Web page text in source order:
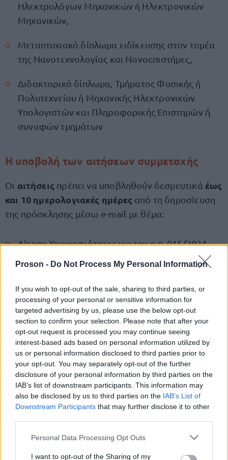
Proson - Do Not Process My Personal Information
If you wish to opt-out of the sale, sharing to third parties, or
processing of your personal or sensitive information for
targeted advertising by us, please use the below opt-out
section to confirm your selection. Please note that after your
opt-out request is processed you may continue seeing
interest-based ads based on personal information utilized by
us or personal information disclosed to third parties prior to
your opt-out. You may separately opt-out of the further
disclosure of your personal information by third parties on the
IAB’s list of downstream participants. This information may
also be disclosed by us to third parties on the IAB’s List of
Downstream Participants that may further disclose it to other
Please note that this website/app uses one or more Google
not limited to your visit or usage behaviour. You may click to
Personal Data Processing Opt Outs
I want to opt-out of the Sharing of my
Ηλεκτρολόγων Μηχανικών ή Ηλεκτρονικών
Μηχανικών,
Μεταπτυχιακό δίπλωμα ειδίκευσης στον τομέα
της Νανοτεχνολογίας και Νανοεπιστήμες,
Διδακτορικό δίπλωμα, Τμήματος Φυσικής ή
Πολυτεχνείου ή Μηχανικής Ηλεκτρονικών
Υπολογιστών και Πληροφορικής Επιστημών ή
συναφών τμημάτων
Η υποβολή των αιτήσεων συμμετοχής
Οι αιτήσεις πρέπει να υποβληθούν δεσμευτικά έως
και 10 ημερολογιακές ημέρες από τη δημοσίευση
της πρόσκλησης μέσω e-mail με θέμα:
Αίτηση Υποψηφιότητας για την α.π. 015/2024-
169 Πρόσκληση εκδήλωσης ενδιαφέροντος,
στην ηλεκτρονική διεύθυνση του Τμήματος
Γραμματείας του ΕΚΕΦΕ «Δημόκριτος»:
dd.protokol@admin.demokritos.gr
Για την επιβεβαίωση της υποβολής των αιτήσεων,
οι ενδιαφερόμενοι θα λαμβάνουν σχετικόe-mail
από το Τμήμα Γραμματείαςτου ΕΚΕΦΕ
«Δημόκριτος».
Η παρούσα προκήρυξη, καθώς και η αίτηση – η